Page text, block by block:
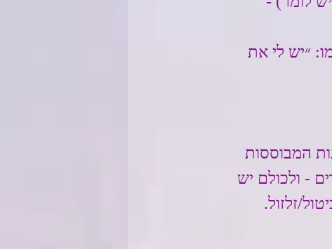
״יש לי את
המבוססות
- ולכולם יש
זלזול.